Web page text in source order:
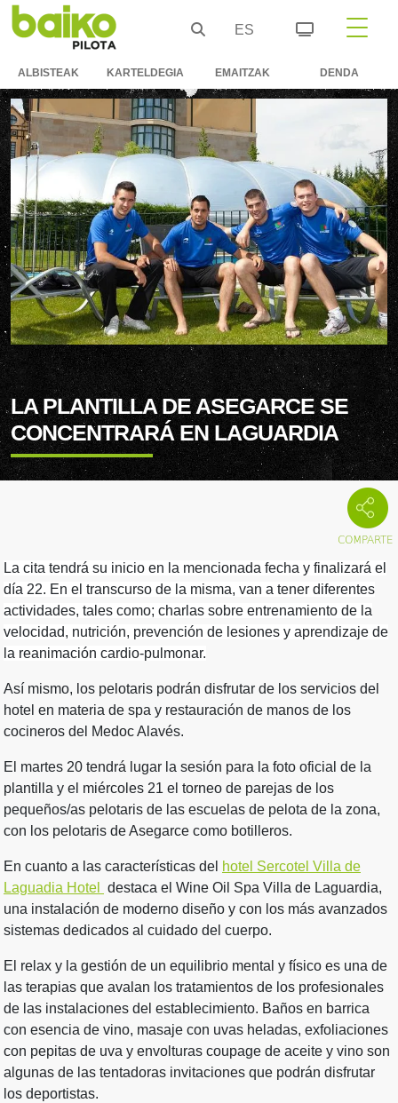
ES
ALBISTEAK KARTELDEGIA EMAITZAK DENDA
LA PLANTILLA DE ASEGARCE SE
CONCENTRARÁ EN LAGUARDIA
La cita tendrá su inicio en la mencionada fecha y finalizará el
día 22. En el transcurso de la misma, van a tener diferentes
actividades, tales como; charlas sobre entrenamiento de la
velocidad, nutrición, prevención de lesiones y aprendizaje de
la reanimación cardio-pulmonar.
Así mismo, los pelotaris podrán disfrutar de los servicios del
hotel en materia de spa y restauración de manos de los
cocineros del Medoc Alavés.
El martes 20 tendrá lugar la sesión para la foto oficial de la
plantilla y el miércoles 21 el torneo de parejas de los
pequeños/as pelotaris de las escuelas de pelota de la zona,
con los pelotaris de Asegarce como botilleros.
En cuanto a las características del hotel Sercotel Villa de
Laguadia Hotel
destaca el Wine Oil Spa Villa de Laguardia,
una instalación de moderno diseño y con los más avanzados
sistemas dedicados al cuidado del cuerpo.
El relax y la gestión de un equilibrio mental y físico es una de
las terapias que avalan los tratamientos de los profesionales
de las instalaciones del establecimiento. Baños en barrica
con esencia de vino, masaje con uvas heladas, exfoliaciones
con pepitas de uva y envolturas coupage de aceite y vino son
algunas de las tentadoras invitaciones que podrán disfrutar
los deportistas.